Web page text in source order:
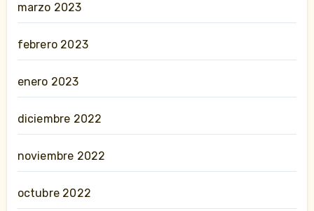
marzo 2023
febrero 2023
enero 2023
diciembre 2022
noviembre 2022
octubre 2022